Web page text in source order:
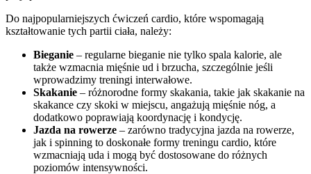
Do najpopularniejszych ćwiczeń cardio, które wspomagają
kształtowanie tych partii ciała, należy:
Bieganie – regularne bieganie nie tylko spala kalorie, ale
także wzmacnia mięśnie ud i brzucha, szczególnie jeśli
wprowadzimy treningi interwałowe.
Skakanie – różnorodne formy skakania, takie jak skakanie na
skakance czy skoki w miejscu, angażują mięśnie nóg, a
dodatkowo poprawiają koordynację i kondycję.
Jazda na rowerze – zarówno tradycyjna jazda na rowerze,
jak i spinning to doskonałe formy treningu cardio, które
wzmacniają uda i mogą być dostosowane do różnych
poziomów intensywności.